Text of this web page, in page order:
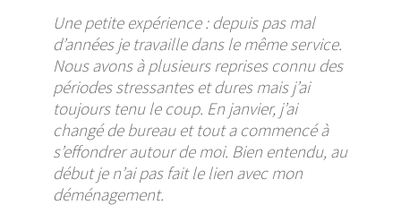
Une petite expérience : depuis pas mal
d’années je travaille dans le même service.
Nous avons à plusieurs reprises connu des
périodes stressantes et dures mais j’ai
toujours tenu le coup. En janvier, j’ai
changé de bureau et tout a commencé à
s’effondrer autour de moi. Bien entendu, au
début je n’ai pas fait le lien avec mon
déménagement.